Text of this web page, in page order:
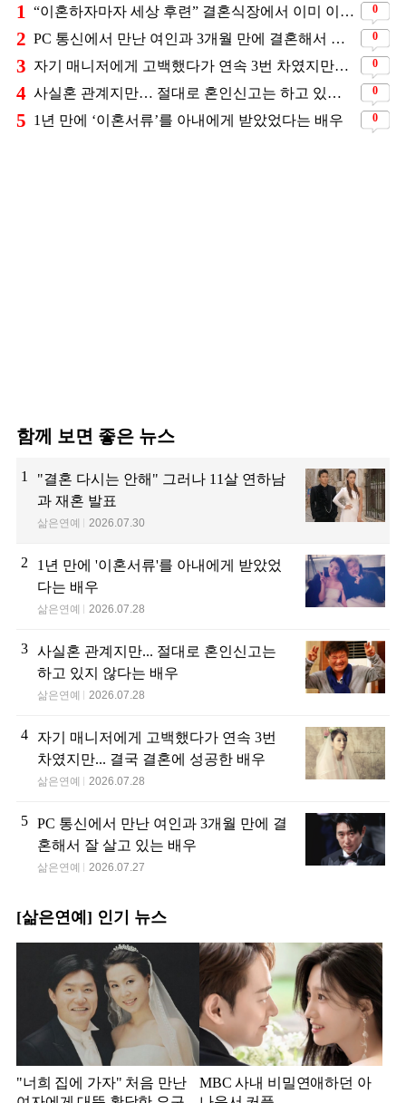
1 “이혼하자마자 세상 후련” 결혼식장에서 이미 이혼을 직감했었다는 배우 0
2 PC 통신에서 만난 여인과 3개월 만에 결혼해서 잘 살고 있는 배우 0
3 자기 매니저에게 고백했다가 연속 3번 차였지만… 결국 결혼에 성공한 배우 0
4 사실혼 관계지만… 절대로 혼인신고는 하고 있지 않다는 배우 0
5 1년 만에 ‘이혼서류’를 아내에게 받았었다는 배우 0
함께 보면 좋은 뉴스
1
"결혼 다시는 안해" 그러나 11살 연하남
과 재혼 발표
삶은연예 2026.07.30
2
1년 만에 '이혼서류'를 아내에게 받았었
다는 배우
삶은연예 2026.07.28
3 사실혼 관계지만... 절대로 혼인신고는
하고 있지 않다는 배우
삶은연예 2026.07.28
4
자기 매니저에게 고백했다가 연속 3번
차였지만... 결국 결혼에 성공한 배우
삶은연예 2026.07.28
5 PC 통신에서 만난 여인과 3개월 만에 결
혼해서 잘 살고 있는 배우
삶은연예 2026.07.27
[삶은연예] 인기 뉴스
"너희 집에 가자" 처음 만난
MBC 사내 비밀연애하던 아